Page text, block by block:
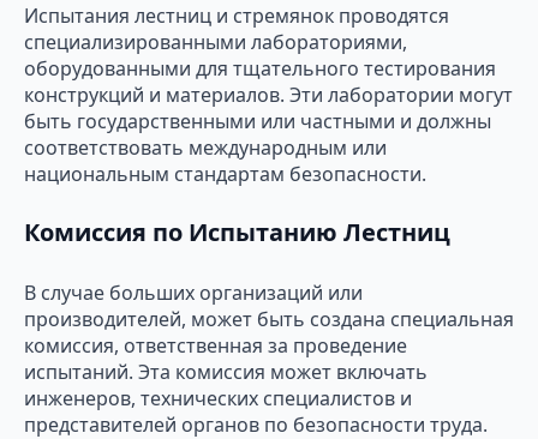
Испытания лестниц и стремянок проводятся
специализированными лабораториями,
оборудованными для тщательного тестирования
конструкций и материалов. Эти лаборатории могут
быть государственными или частными и должны
соответствовать международным или
национальным стандартам безопасности.
Комиссия по Испытанию Лестниц
В случае больших организаций или
производителей, может быть создана специальная
комиссия, ответственная за проведение
испытаний. Эта комиссия может включать
инженеров, технических специалистов и
представителей органов по безопасности труда.